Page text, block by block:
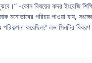
-কোন বিষয়ের কদর ইংরেজি
মনোভাবের পরিচয় পাওয়া যায়,
করেছিল? লভ সিনটির বিবরণ